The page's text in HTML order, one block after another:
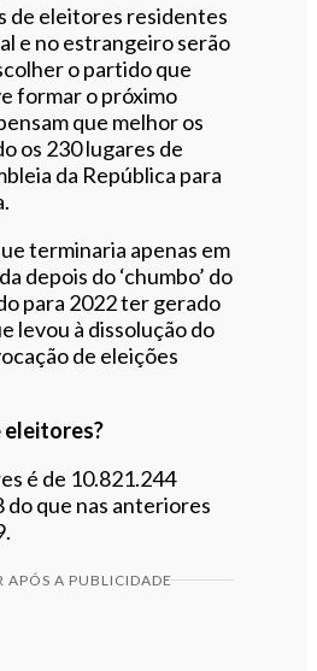
de eleitores residentes
e no estrangeiro serão
o partido que
formar o próximo
que melhor os
os 230 lugares de
da República para
terminaria apenas em
depois do ‘chumbo’ do
para 2022 ter gerado
levou à dissolução do
de eleições
eleitores?
é de 10.821.244
do que nas anteriores
APÓS A PUBLICIDADE